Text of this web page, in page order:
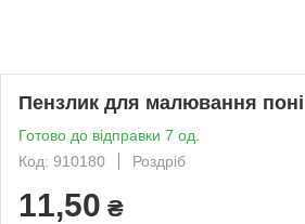
Пензлик для малювання
Готово до відправки 7 од.
Код: 910180
Роздріб
11,50 ₴